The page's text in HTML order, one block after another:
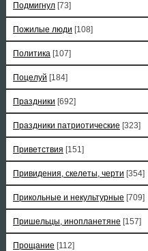
Подмигнул [73]
Пожилые люди [108]
Политика [107]
Поцелуй [184]
Праздники [692]
Праздники патриотические [323]
Приветствия [151]
Привидения, скелеты, черти [354]
Прикольные и некультурные [709]
Пришельцы, инопланетяне [157]
Прощание [112]